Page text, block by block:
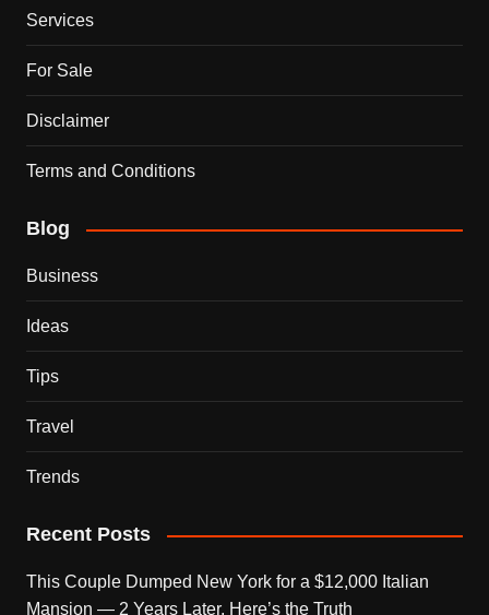
Services
For Sale
Disclaimer
Terms and Conditions
Blog
Business
Ideas
Tips
Travel
Trends
Recent Posts
This Couple Dumped New York for a $12,000 Italian
Mansion — 2 Years Later, Here’s the Truth